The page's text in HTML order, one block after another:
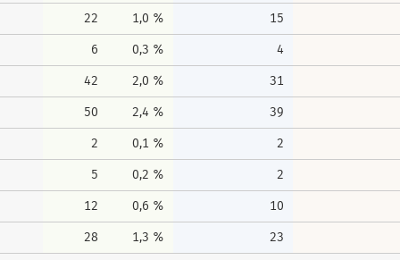
22 1,0 % 15
6 0,3 % 4
42 2,0 % 31
50 2,4 % 39
2 0,1 % 2
5 0,2 % 2
12 0,6 % 10
28 1,3 % 23